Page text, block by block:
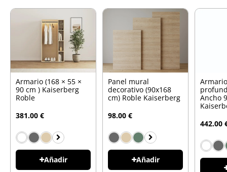
Armario (168 × 55 ×
90 cm ) Kaiserberg
Roble
381.00 €
Añadir
Panel mural
decorativo (90x168
cm) Roble Kaiserberg
98.00 €
Añadir
Ancho
442.00